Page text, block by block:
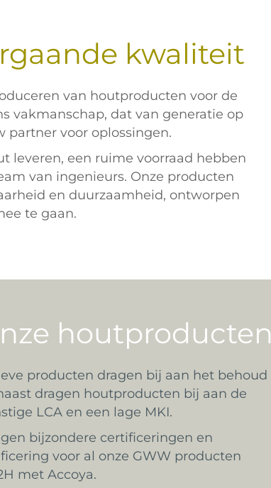
kwaliteit
van houtproducten voor de
vakmanschap, dat van generatie op
partner voor oplossingen.
leveren, een ruime voorraad hebben
van ingenieurs. Onze producten
en duurzaamheid, ontworpen
te gaan.
houtproducten
producten dragen bij aan het behoud
dragen houtproducten bij aan de
LCA en een lage MKI.
bijzondere certificeringen en
voor al onze GWW producten
met Accoya.